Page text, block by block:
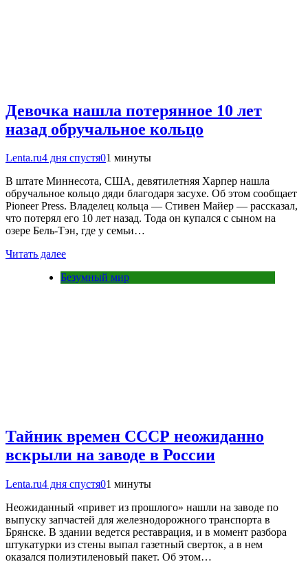
Девочка нашла потерянное 10 лет
назад обручальное кольцо
Lenta.ru4 дня спустя01 минуты
В штате Миннесота, США, девятилетняя Харпер нашла
обручальное кольцо дяди благодаря засухе. Об этом сообщает
Pioneer Press. Владелец кольца — Стивен Майер — рассказал,
что потерял его 10 лет назад. Тода он купался с сыном на
озере Бель-Тэн, где у семьи…
Читать далее
Безумный мир
Тайник времен СССР неожиданно
вскрыли на заводе в России
Lenta.ru4 дня спустя01 минуты
Неожиданный «привет из прошлого» нашли на заводе по
выпуску запчастей для железнодорожного транспорта в
Брянске. В здании ведется реставрация, и в момент разбора
штукатурки из стены выпал газетный сверток, а в нем
оказался полиэтиленовый пакет. Об этом…